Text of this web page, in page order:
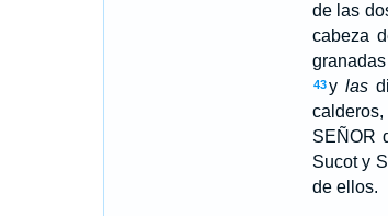
de las
cabeza
43 y las
SEÑOR
Sucot y
de ellos.